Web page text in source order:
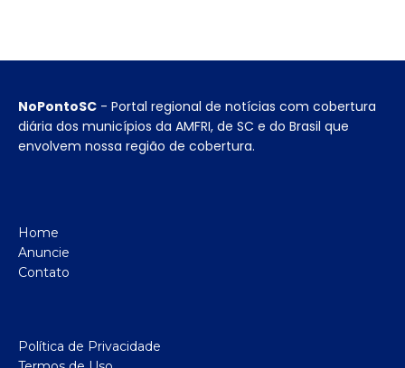
NoPontoSC - Portal regional de notícias com cobertura
diária dos municípios da AMFRI, de SC e do Brasil que
envolvem nossa região de cobertura.
Home
Anuncie
Contato
Política de Privacidade